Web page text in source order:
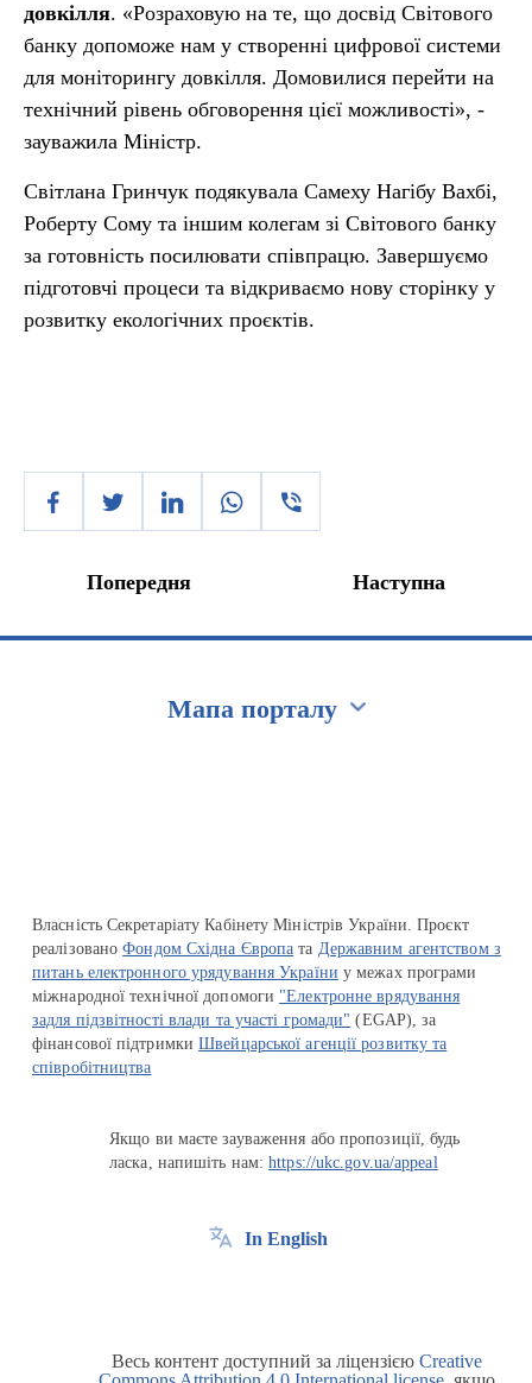
довкілля. «Розраховую на те, що досвід Світового
банку допоможе нам у створенні цифрової системи
для моніторингу довкілля. Домовилися перейти на
технічний рівень обговорення цієї можливості», -
зауважила Міністр.
Світлана Гринчук подякувала Самеху Нагібу Вахбі,
Роберту Сому та іншим колегам зі Світового банку
за готовність посилювати співпрацю. Завершуємо
підготовчі процеси та відкриваємо нову сторінку у
розвитку екологічних проєктів.
Попередня Наступна
Мапа порталу
Власність Секретаріату Кабінету Міністрів України. Проєкт
реалізованоФондом Східна Європа та Державним агентством з
питань електронного урядування України у межах програми
міжнародної технічної допомоги "Електронне врядування
задля підзвітності влади та участі громади" (EGAP), за
фінансової підтримкиШвейцарської агенції розвитку та
співробітництва
Якщо ви маєте зауваження або пропозиції, будь
ласка, напишіть нам:https://ukc.gov.ua/appeal
In English
Весь контент доступний за ліцензією Creative